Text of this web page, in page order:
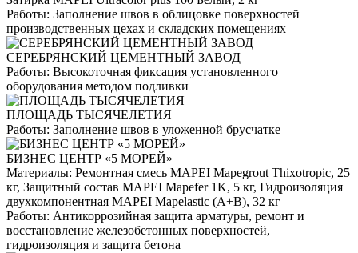
Работы: Заполнение швов в облицовке поверхностей
производственных цехах и складских помещениях
СЕРЕБРЯНСКИЙ ЦЕМЕНТНЫЙ ЗАВОД
Работы: Высокоточная фиксация установленного
оборудования методом подливки
ПЛОЩАДЬ ТЫСЯЧЕЛЕТИЯ
Работы: Заполнение швов в уложенной брусчатке
БИЗНЕС ЦЕНТР «5 МОРЕЙ»
Материалы: Ремонтная смесь MAPEI Mapegrout Thixotropic, 25
кг, Защитный состав MAPEI Mapefer 1K, 5 кг, Гидроизоляция
двухкомпонентная MAPEI Mapelastic (А+B), 32 кг
Работы: Антикоррозийная защита арматуры, ремонт и
восстановление железобетонных поверхностей,
гидроизоляция и защита бетона